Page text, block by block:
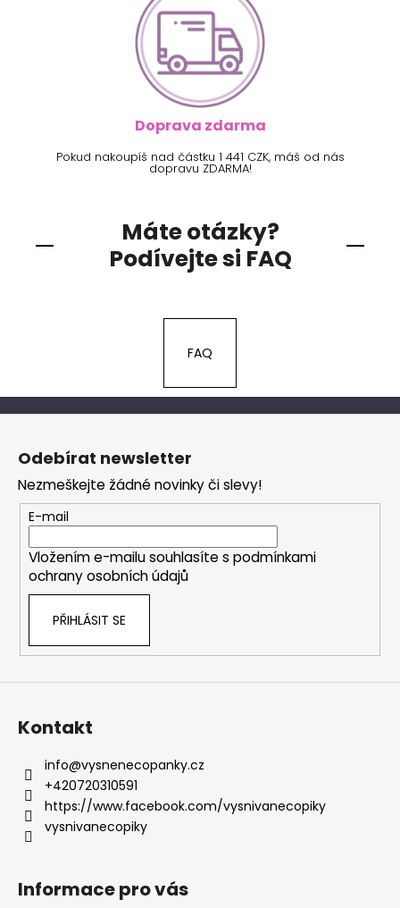
Doprava zdarma
Pokud nakoupíš nad částku 1 441 CZK, máš od nás
dopravu ZDARMA!
Máte otázky?
Podívejte si FAQ
FAQ
Z
Odebírat newsletter
Nezmeškejte žádné novinky či slevy!
E-mail
Vložením e-mailu souhlasíte s podmínkami
ochrany osobních údajů
PŘIHLÁSIT SE
Kontakt
info@vysnenecopanky.cz
+420720310591
https://www.facebook.com/vysnivanecopiky
vysnivanecopiky
Informace pro vás